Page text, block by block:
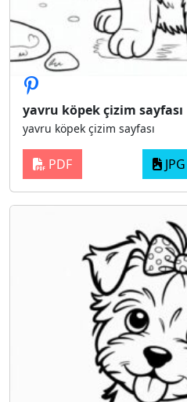
yavru köpek çizim sayfası
yavru köpek çizim sayfası
PDF JPG